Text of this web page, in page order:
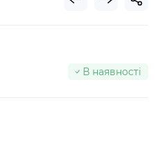
В наявності